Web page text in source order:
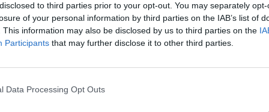
to third parties prior to your opt-out. You may separately
of your personal information by third parties on the IAB’s list of
This information may also be disclosed by us to third parties on the
Participants that may further disclose it to other third parties.
Data Processing Opt Outs
Miele,altra “punta” del Varesotto in
– lo ricordiamo – per importanza segue
nazionale per l’asfalto. Il pilota di
su Skoda Fabia con Andrea Sassi,
la settima piazza
in maniera abbastanza significativa